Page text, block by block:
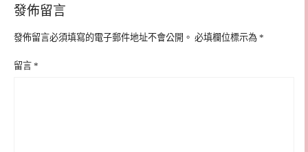
發佈留言
發佈留言必須填寫的電子郵件地址不會公開。 必填欄位標示為 *
留言 *